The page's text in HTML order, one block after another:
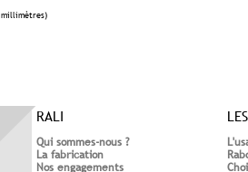
millimètres)
RALI
Qui sommes-nous ?
La fabrication
Nos engagements